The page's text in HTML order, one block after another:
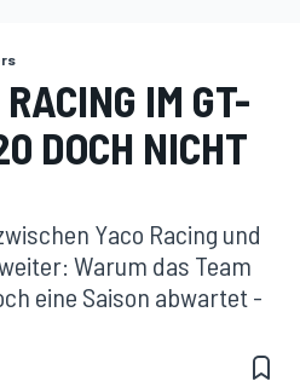
IM GT-
DOCH NICHT
Yaco Racing und
Warum das Team
eine Saison abwartet -